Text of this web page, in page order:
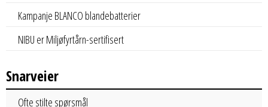
Kampanje BLANCO blandebatterier
NIBU er Miljøfyrtårn-sertifisert
Snarveier
Ofte stilte spørsmål